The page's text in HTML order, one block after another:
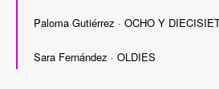
Paloma Gutiérrez · OCHO Y
Sara Fernández · OLDIES